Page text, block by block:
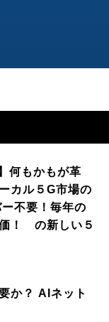
何もかもが革
カル５G市場の
不要！毎年の
！ の新しい５
か？ AIネット